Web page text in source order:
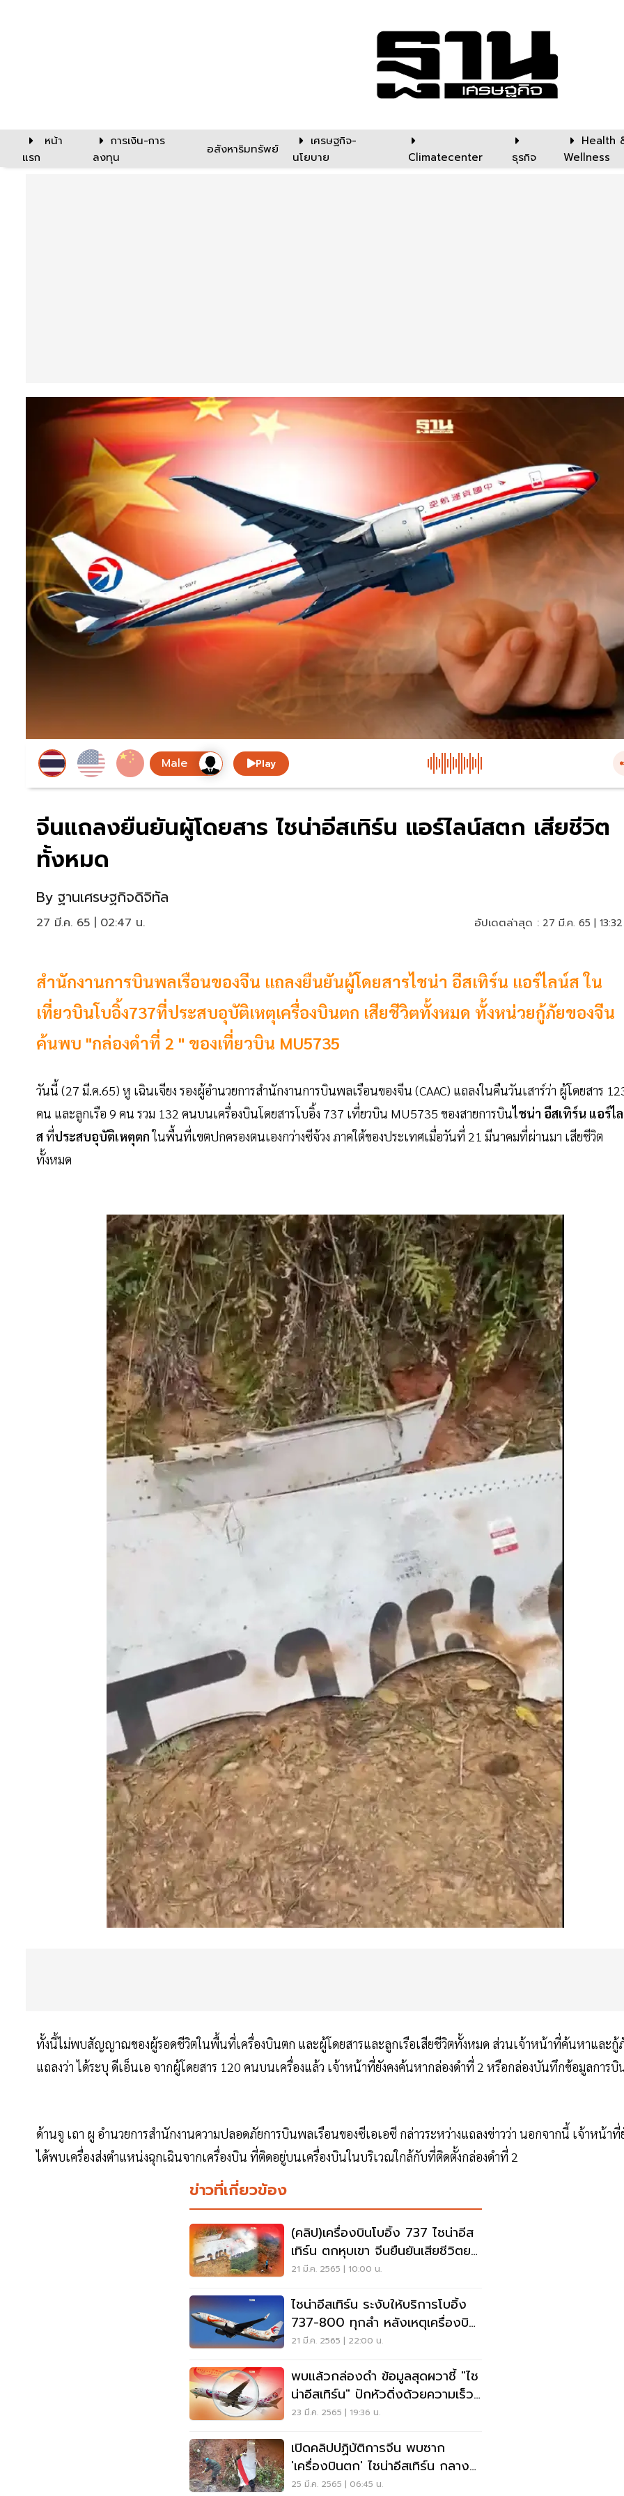
หน้า
แรก
การเงิน-การ
ลงทุน
อสังหาริมทรัพย์
เศรษฐกิจ-
นโยบาย
Climatecenter ธุรกิจ
Health
Wellness
Play
จีนแถลงยืนยันผู้โดยสาร ไชน่าอีสเทิร์น แอร์ไลน์สตก เสียชีวิต
ทั้งหมด
By ฐานเศรษฐกิจดิจิทัล
27 มี.ค. 65 | 02:47 น. อัปเดตล่าสุด : 27 มี.ค. 65 |
สำนักงานการบินพลเรือนของจีน แถลงยืนยันผู้โดยสารไชน่า อีสเทิร์น แอร์ไลน์ส ใน
เที่ยวบินโบอิ้ง737ที่ประสบอุบัติเหตุเครื่องบินตก เสียชีวิตทั้งหมด ทั้งหน่วยกู้ภัยของจีน
ค้นพบ "กล่องดำที่ 2 " ของเที่ยวบิน MU5735
วันนี้ (27 มี.ค.65) หู เฉินเจียง รองผู้อำนวยการสำนักงานการบินพลเรือนของจีน (CAAC) แถลงในคืนวันเสาร์ว่า ผู้โดยสาร
คน และลูกเรือ 9 คน รวม 132 คนบนเครื่องบินโดยสารโบอิ้ง 737 เที่ยวบิน MU5735 ของสายการบินไชน่า อีสเทิร์น แอร์ไ
สที่ประสบอุบัติเหตุตกในพื้นที่เขตปกครองตนเองกว่างซีจ้วง ภาคใต้ของประเทศเมื่อวันที่ 21 มีนาคมที่ผ่านมา เสียชีวิต
ทั้งหมด
ทั้งนี้ไม่พบสัญญาณของผู้รอดชีวิตในพื้นที่เครื่องบินตก และผู้โดยสารและลูกเรือเสียชีวิตทั้งหมด ส่วนเจ้าหน้าที่ค้นหาและกู้
แถลงว่า ได้ระบุ ดีเอ็นเอ จากผู้โดยสาร 120 คนบนเครื่องแล้ว เจ้าหน้าที่ยังคงค้นหากล่องดำที่ 2 หรือกล่องบันทึกข้อมูลการบิ
ด้านจู เถา ผู อำนวยการสำนักงานความปลอดภัยการบินพลเรือนของซีเอเอซี กล่าวระหว่างแถลงข่าวว่า นอกจากนี้ เจ้าหน้าที่
ได้พบเครื่องส่งตำแหน่งฉุกเฉินจากเครื่องบิน ที่ติดอยู่บนเครื่องบินในบริเวณใกล้กับที่ติดตั้งกล่องดำที่ 2
ข่าวที่เกี่ยวข้อง
(คลิป)เครื่องบินโบอิ้ง 737 ไชน่าอีส
เทิร์น ตกหุบเขา จีนยืนยันเสียชีวิตยก
ลำ
21 มี.ค. 2565 | 10:00 น.
ไชน่าอีสเทิร์น ระงับให้บริการโบอิ้ง
737-800 ทุกลำ หลังเหตุเครื่องบิน
ตก
21 มี.ค. 2565 | 22:00 น.
พบแล้วกล่องดำ ข้อมูลสุดผวาชี้ "ไช
น่าอีสเทิร์น" ปักหัวดิ่งด้วยความเร็ว
สูง
23 มี.ค. 2565 | 19:36 น.
เปิดคลิปปฏิบัติการจีน พบซาก
'เครื่องบินตก' ไชน่าอีสเทิร์น กลาง
หุบเขา
25 มี.ค. 2565 | 06:45 น.